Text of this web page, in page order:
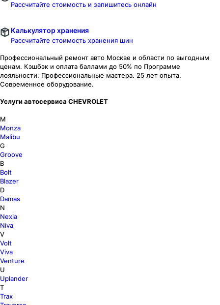
Рассчитайте стоимость и запишитесь онлайн
Калькулятор хранения
Рассчитайте стоимость хранения шин
Профессиональный ремонт авто Москве и области по выгодным
ценам. Кэшбэк и оплата баллами до 50% по Программе
лояльности. Профессиональные мастера. 25 лет опыта.
Современное оборудование.
Услуги автосервиса CHEVROLET
M
Monza
Malibu
G
Groove
B
Bolt
Blazer
D
Damas
N
Nexia
Niva
V
Volt
Viva
Venture
U
Uplander
T
Trax